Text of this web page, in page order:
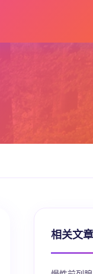
相关文章